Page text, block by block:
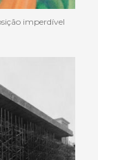
imperdível